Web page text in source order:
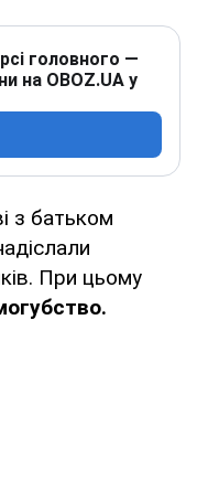
головного —
на OBOZ.UA у
з батьком
При цьому